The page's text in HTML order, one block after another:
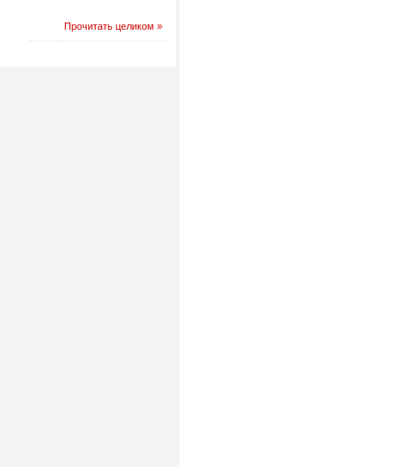
Прочитать целиком »